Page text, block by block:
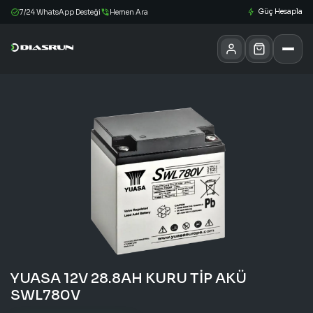
7/24 WhatsApp Desteği Hemen Ara Güç Hesapla
YUASA 12V 28.8AH KURU TİP AKÜ
SWL780V